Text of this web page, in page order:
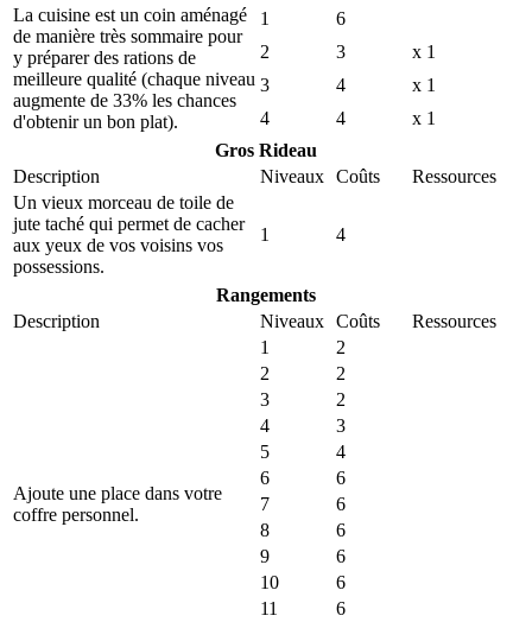
La cuisine est un coin aménagé
de manière très sommaire pour
y préparer des rations de
meilleure qualité (chaque niveau
augmente de 33% les chances
d'obtenir un bon plat).
1
6
2
3
x 1
3
4
x 1
4
4
x 1
Gros Rideau
Description
Niveaux Coûts
Ressources
Un vieux morceau de toile de
jute taché qui permet de cacher
aux yeux de vos voisins vos
possessions.
1 4
Rangements
Description
Niveaux Coûts Ressources
Ajoute une place dans votre
coffre personnel.
1
2
2
2
3
2
4
3
5
4
6
6
7
6
8
6
9
6
10
6
11
6